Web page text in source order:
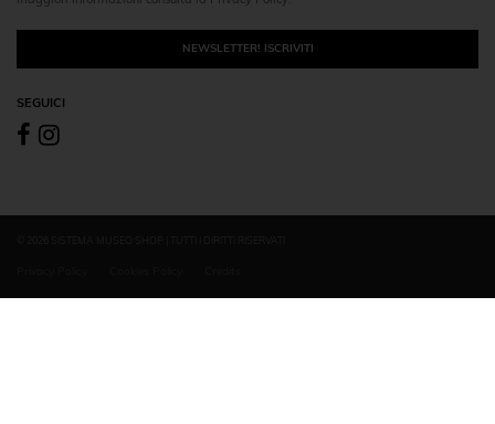
NEWSLETTER! ISCRIVITI
SEGUICI